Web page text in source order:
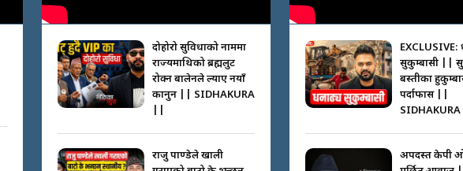
दोहोरो सुविधाको नाममा
राज्यमाथिको ब्रह्मलुट
रोक्न बालेनले ल्याए नयाँ
कानुन || SIDHAKURA
राजु पाण्डेले खाली
EXCLUSIVE:
सुकुम्बासी ||
बस्तीका
पर्दाफास ||
SIDHAKURA
अपदस्त केपी